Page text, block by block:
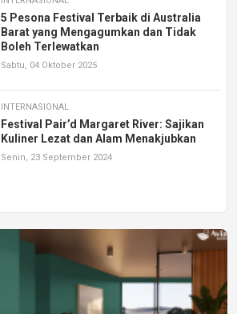
5 Pesona Festival Terbaik di Australia
Barat yang Mengagumkan dan Tidak
Boleh Terlewatkan
Sabtu, 04 Oktober 2025
INTERNASIONAL
Festival Pair’d Margaret River: Sajikan
Kuliner Lezat dan Alam Menakjubkan
Senin, 23 September 2024